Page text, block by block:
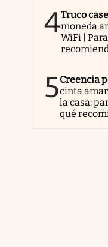
4Truco
moneda
WiFi |
5Creencia
cinta
la casa:
qué